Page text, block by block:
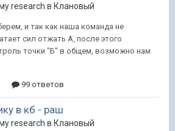
research в Клановый
и так как наша команда не
сил отжать А, после этого
точки "Б" в общем, возможно нам
99 ответов
в кб - раш
research в Клановый